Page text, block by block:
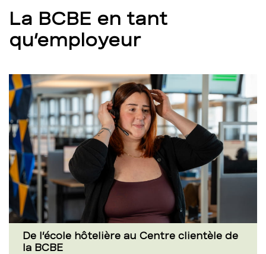
La BCBE en tant
qu’employeur
De l’école hôtelière au Centre clientèle de
la BCBE